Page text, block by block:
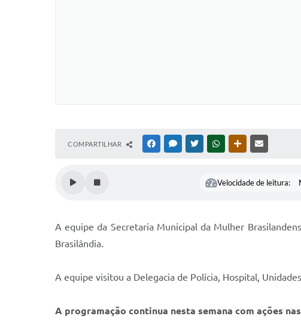
COMPARTILHAR FACEBOOKMESSENGER
TWITTERWHATSAPPOUTRAS MÍDIAS
Velocidade de leitura:
A equipe da Secretaria Municipal da Mulher
Brasilândia.
A equipe visitou a Delegacia de Polícia, Hospital,
A programação continua nesta semana com ações